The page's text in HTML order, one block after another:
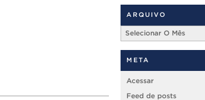
ARQUIVO
Arquivo
META
Acessar
Feed de posts